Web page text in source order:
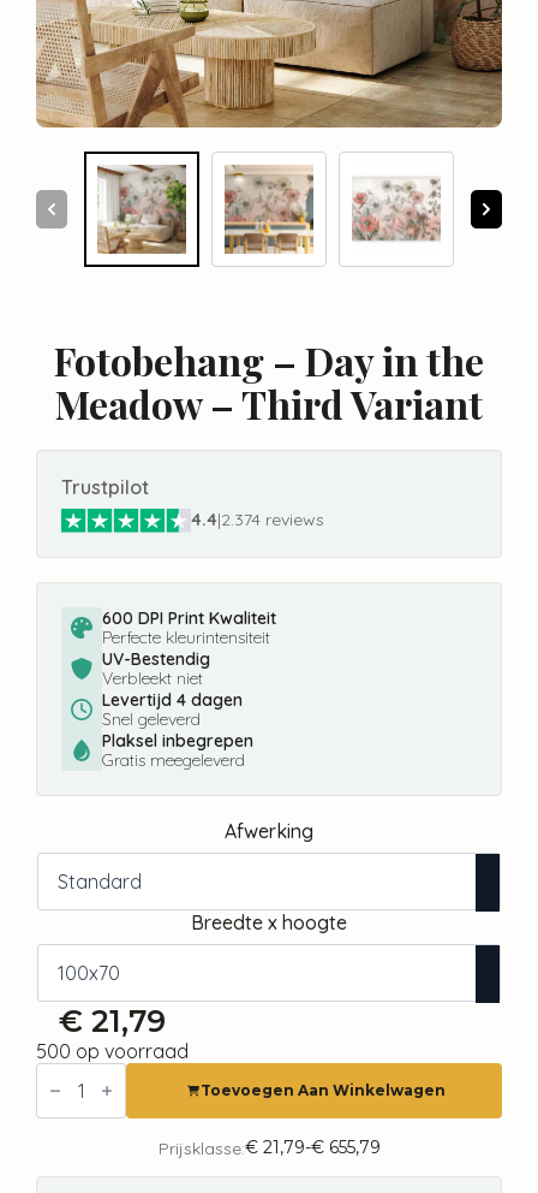
Fotobehang – Day in the
Meadow – Third Variant
Trustpilot
4.4|2.374 reviews
600 DPI Print Kwaliteit
Perfecte kleurintensiteit
UV-Bestendig
Verbleekt niet
Levertijd 4 dagen
Snel geleverd
Plaksel inbegrepen
Gratis meegeleverd
Afwerking
Breedte x hoogte
€ 21,79
500 op voorraad
Fotobehang
Day
Toevoegen Aan Winkelwagen
Prijsklasse:€21,79-€655,79
Prijsklasse:
€ 21,79